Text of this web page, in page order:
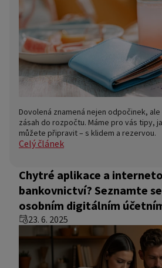
Dovolená znamená nejen odpočinek,
zásah do rozpočtu. Máme pro vás tipy,
můžete připravit – s klidem a rezervou.
Celý článek
Chytré aplikace a
bankovnictví? Seznamte
osobním digitálním
23. 6. 2025